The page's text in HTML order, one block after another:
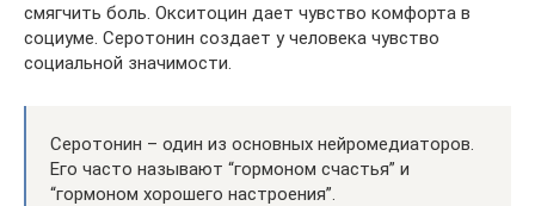
смягчить боль. Окситоцин дает чувство комфорта в
социуме. Серотонин создает у человека чувство
социальной значимости.
Серотонин – один из основных нейромедиаторов.
Его часто называют “гормоном счастья” и
“гормоном хорошего настроения”.